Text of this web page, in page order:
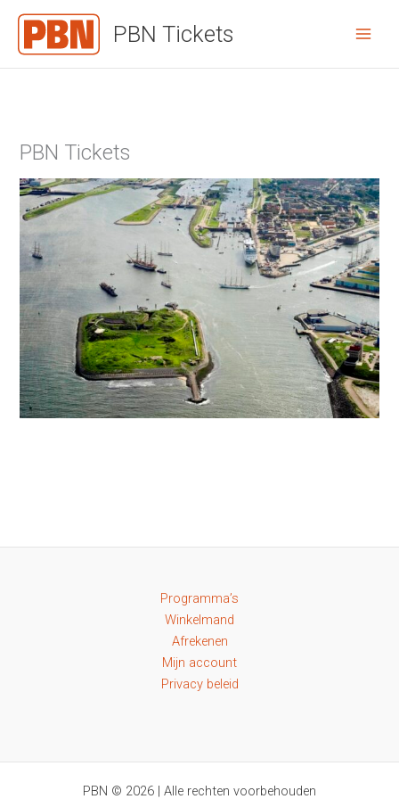
inhoud
PBN Tickets
PBN Tickets
Programma’s
Winkelmand
Afrekenen
Mijn account
Privacy beleid
PBN © 2026 | Alle rechten voorbehouden